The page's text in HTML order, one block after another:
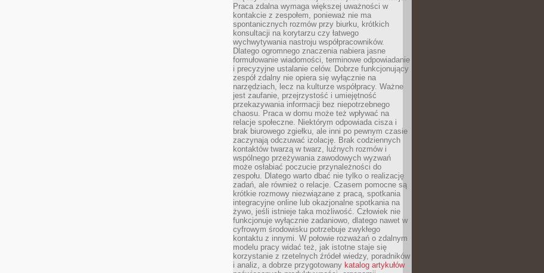
Praca zdalna wymaga większej uważności w
kontakcie z zespołem, ponieważ nie ma
spontanicznych rozmów przy biurku, krótkich
konsultacji na korytarzu czy łatwego
wychwytywania nastroju współpracowników.
Dlatego ogromnego znaczenia nabiera jasne
formułowanie wiadomości, terminowe odpowiadanie
i precyzyjne ustalanie celów. Dobrze funkcjonujący
zespół zdalny nie opiera się wyłącznie na
narzędziach, lecz na kulturze współpracy. Ważne
jest zaufanie, przejrzystość i umiejętność
przekazywania informacji bez niepotrzebnego
chaosu. Praca w domu może też wpływać na
relacje społeczne. Niektórym odpowiada cisza i
brak biurowego zgiełku, ale inni po pewnym czasie
zaczynają odczuwać izolację. Brak codziennych
kontaktów twarzą w twarz, luźnych rozmów i
wspólnego przeżywania zawodowych wyzwań
może osłabiać poczucie przynależności do
zespołu. Dlatego warto dbać nie tylko o realizację
zadań, ale również o relacje. Czasem pomocne są
krótkie rozmowy niezwiązane z pracą, spotkania
integracyjne online lub okazjonalne spotkania na
żywo, jeśli istnieje taka możliwość. Człowiek nie
funkcjonuje wyłącznie zadaniowo, dlatego nawet w
cyfrowym środowisku potrzebuje zwykłego
kontaktu z innymi. W połowie rozważań o zdalnym
modelu pracy widać też, jak istotne staje się
korzystanie z rzetelnych źródeł wiedzy, poradników
i analiz, a dobrze przygotowany katalog artykułów